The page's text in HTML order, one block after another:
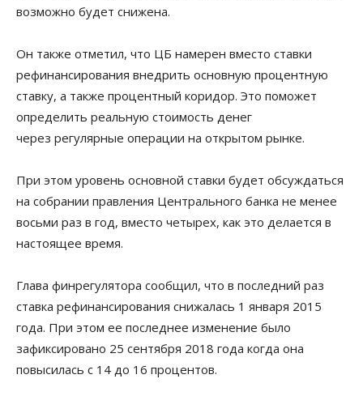
возможно будет снижена.
Он также отметил, что ЦБ намерен вместо ставки
рефинансирования внедрить основную процентную
ставку, а также процентный коридор. Это поможет
определить реальную стоимость денег
через регулярные операции на открытом рынке.
При этом уровень основной ставки будет обсуждаться
на собрании правления Центрального банка не менее
восьми раз в год, вместо четырех, как это делается в
настоящее время.
Глава финрегулятора сообщил, что в последний раз
ставка рефинансирования снижалась 1 января 2015
года. При этом ее последнее изменение было
зафиксировано 25 сентября 2018 года когда она
повысилась с 14 до 16 процентов.